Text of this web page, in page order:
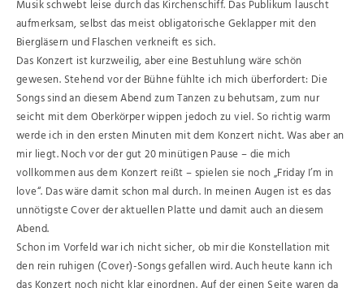
Musik schwebt leise durch das Kirchenschiff. Das Publikum lauscht
aufmerksam, selbst das meist obligatorische Geklapper mit den
Biergläsern und Flaschen verkneift es sich.
Das Konzert ist kurzweilig, aber eine Bestuhlung wäre schön
gewesen. Stehend vor der Bühne fühlte ich mich überfordert: Die
Songs sind an diesem Abend zum Tanzen zu behutsam, zum nur
seicht mit dem Oberkörper wippen jedoch zu viel. So richtig warm
werde ich in den ersten Minuten mit dem Konzert nicht. Was aber an
mir liegt. Noch vor der gut 20 minütigen Pause – die mich
vollkommen aus dem Konzert reißt – spielen sie noch „Friday I’m in
love“. Das wäre damit schon mal durch. In meinen Augen ist es das
unnötigste Cover der aktuellen Platte und damit auch an diesem
Abend.
Schon im Vorfeld war ich nicht sicher, ob mir die Konstellation mit
den rein ruhigen (Cover)-Songs gefallen wird. Auch heute kann ich